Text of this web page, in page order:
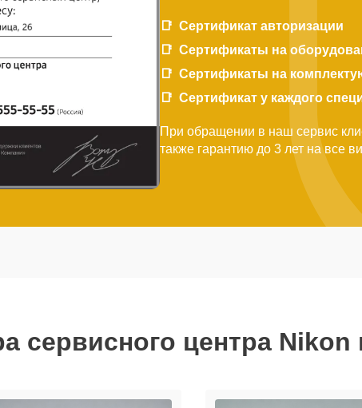
Сертификат авторизации
Сертификаты на
Сертификаты на
Сертификат у каждого
При обращении в наш сервис
также гарантию до 3 лет на все
сервисного центра Nikon